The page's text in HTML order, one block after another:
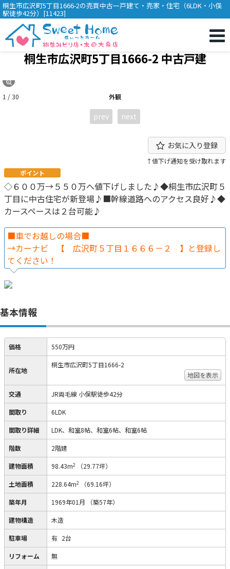
桐生市広沢町5丁目1666-2の売買中古一戸建て・売家・住宅（6LDK・小俣
駅徒歩42分）[11423]
桐生市広沢町5丁目1666-2 中古戸建
外観
1 / 30
prev next
お気に入り登録
↑値下げ通知を受け取れます
ポイント
◇６００万→５５０万へ値下げしました♪◆桐生市広沢町５
丁目に中古住宅が新登場♪■幹線道路へのアクセス良好♪◆
カースペースは２台可能♪
■車でお越しの場合■
→カーナビ 【 広沢町５丁目１６６６－２ 】と登録し
てください！
基本情報
価格 550万円
所在地
桐生市広沢町5丁目1666-2
地図を表示
交通 JR両毛線 小俣駅徒歩42分
間取り 6LDK
間取り詳細 LDK、和室8帖、和室6帖、和室6帖
階数 2階建
建物面積 98.43m2 （29.77坪）
土地面積 228.64m2 （69.16坪）
築年月 1969年01月 （築57年）
建物構造 木造
駐車場 有 2台
リフォーム 無